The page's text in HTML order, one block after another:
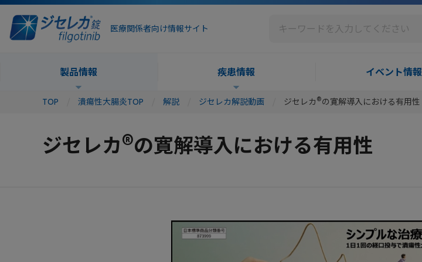
医療関係者向け情報サイト
製品情報 疾患情報 イベント情報
TOP 潰瘍性大腸炎TOP 解説 ジセレカ解説動画 ジセレカ ®の寛解導入における有用性
ジセレカ®の寛解導入における有用性